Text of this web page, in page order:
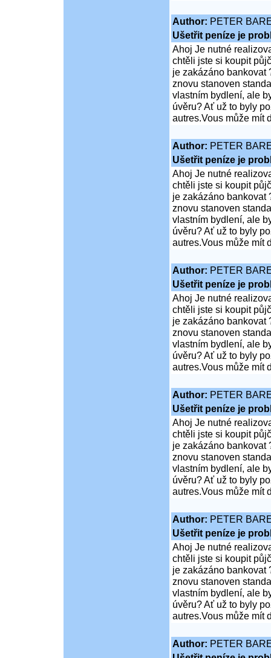
Author: PETER
Ušetřit peníze je
Ahoj Je nutné
chtěli jste si koupit
je zakázáno bankovat
znovu stanoven
vlastním bydlení, ale
úvěru? Ať už to byly
autres.Vous může mít
Author: PETER
Ušetřit peníze je
Ahoj Je nutné
chtěli jste si koupit
je zakázáno bankovat
znovu stanoven
vlastním bydlení, ale
úvěru? Ať už to byly
autres.Vous může mít
Author: PETER
Ušetřit peníze je
Ahoj Je nutné
chtěli jste si koupit
je zakázáno bankovat
znovu stanoven
vlastním bydlení, ale
úvěru? Ať už to byly
autres.Vous může mít
Author: PETER
Ušetřit peníze je
Ahoj Je nutné
chtěli jste si koupit
je zakázáno bankovat
znovu stanoven
vlastním bydlení, ale
úvěru? Ať už to byly
autres.Vous může mít
Author: PETER
Ušetřit peníze je
Ahoj Je nutné
chtěli jste si koupit
je zakázáno bankovat
znovu stanoven
vlastním bydlení, ale
úvěru? Ať už to byly
autres.Vous může mít
Author: PETER